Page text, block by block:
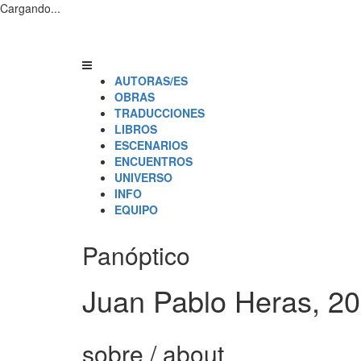
Cargando...
AUTORAS/ES
OBRAS
TRADUCCIONES
LIBROS
ESCENARIOS
ENCUENTROS
UNIVERSO
INFO
EQUIPO
Panóptico
Juan Pablo Heras,
sobre / about